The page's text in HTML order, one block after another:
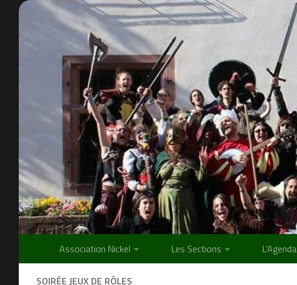
Skip to content
Association Nickel Les Sections L’Agenda
SOIRÉE JEUX DE RÔLES